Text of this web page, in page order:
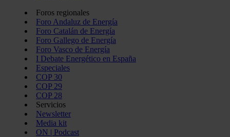
Foros regionales
Foro Andaluz de Energía
Foro Catalán de Energía
Foro Gallego de Energía
Foro Vasco de Energía
I Debate Energético en España
Especiales
COP 30
COP 29
COP 28
Servicios
Newsletter
Media kit
ON | Podcast